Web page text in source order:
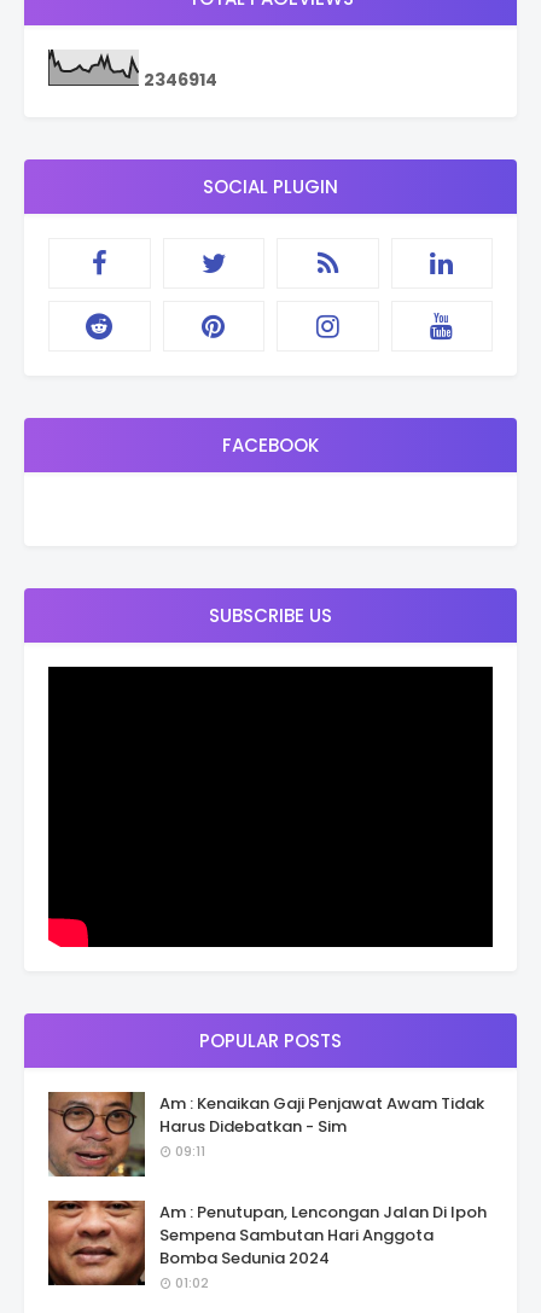
2346914
SOCIAL PLUGIN
FACEBOOK
SUBSCRIBE US
POPULAR POSTS
Am : Kenaikan Gaji Penjawat Awam Tidak
Harus Didebatkan - Sim
09:11
Am : Penutupan, Lencongan Jalan Di Ipoh
Sempena Sambutan Hari Anggota
Bomba Sedunia 2024
01:02